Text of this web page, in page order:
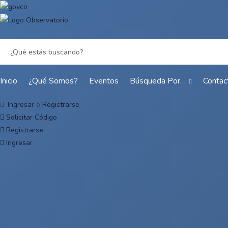
Inicio ¿Qué Somos? Eventos Búsqueda Por…
Ingresar o Registrarse
Solicitar Código
Registrarse
Ingresar